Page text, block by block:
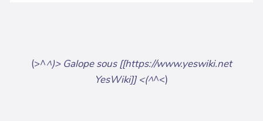
(>^^)> Galope sous [[https://www.yeswiki.net
YesWiki]] <(^^<)